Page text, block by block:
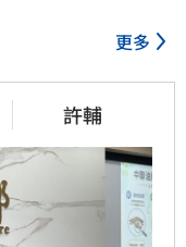
更多
許輔